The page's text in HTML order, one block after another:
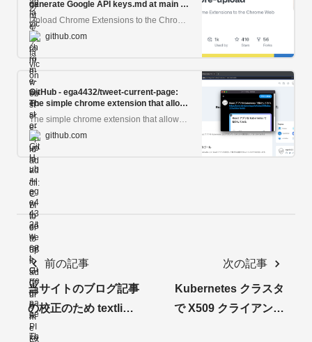
generate Google API keys.md at main ·
fregante/chrome-webstore-upload
Upload Chrome Extensions to the Chrome Web Store. Contribute to fregante/chrome-webstore-upload development by creating an account on GitHub.
github.com
GitHub - ega4432/tweet-current-page:
The simple chrome extension that allows
you to tweet the site you are currently
viewing.
The simple chrome extension that allows you to tweet the site you are currently viewing. - ega4432/tweet-current-page
github.com
前の記事
当サイトのブログ記事
の校正のため textlint
を導入した
次の記事
Kubernetes クラスタ
で X509 クライアント